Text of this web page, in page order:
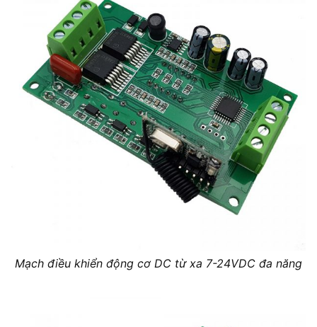
Mạch điều khiển động cơ DC từ xa 7-24VDC đa năng